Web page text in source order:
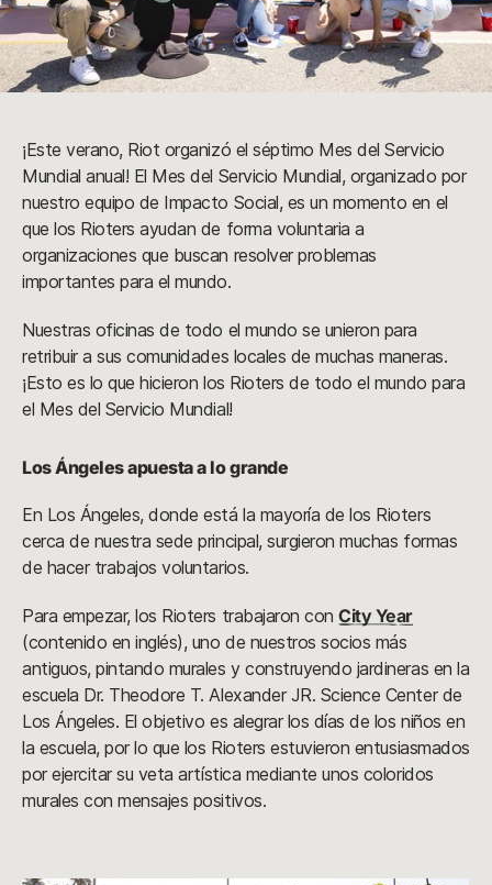
¡Este verano, Riot organizó el séptimo Mes del Servicio
Mundial anual! El Mes del Servicio Mundial, organizado por
nuestro equipo de Impacto Social, es un momento en el
que los Rioters ayudan de forma voluntaria a
organizaciones que buscan resolver problemas
importantes para el mundo.
Nuestras oficinas de todo el mundo se unieron para
retribuir a sus comunidades locales de muchas maneras.
¡Esto es lo que hicieron los Rioters de todo el mundo para
el Mes del Servicio Mundial!
Los Ángeles apuesta a lo grande
En Los Ángeles, donde está la mayoría de los Rioters
cerca de nuestra sede principal, surgieron muchas formas
de hacer trabajos voluntarios.
Para empezar, los Rioters trabajaron conCity Year
(contenido en inglés), uno de nuestros socios más
antiguos, pintando murales y construyendo jardineras en la
escuela Dr. Theodore T. Alexander JR. Science Center de
Los Ángeles. El objetivo es alegrar los días de los niños en
la escuela, por lo que los Rioters estuvieron entusiasmados
por ejercitar su veta artística mediante unos coloridos
murales con mensajes positivos.